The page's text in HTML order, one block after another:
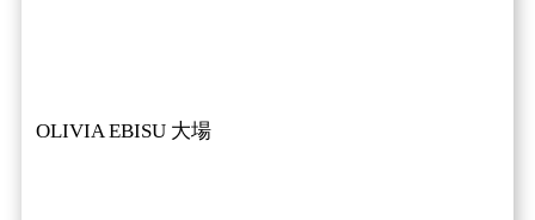
OLIVIA EBISU 大場